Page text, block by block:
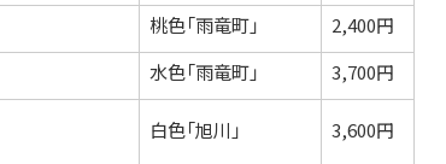
桃色「雨竜町」
2,400円
水色「雨竜町」 3,700円
白色「旭川」 3,600円